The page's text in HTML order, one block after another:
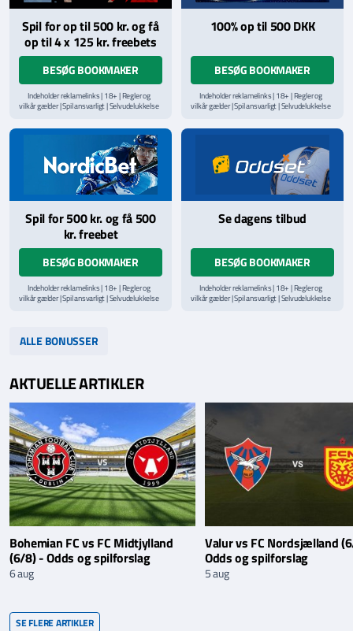
Spil for op til 500 kr. og få
op til 4 x 125 kr. freebets
BESØG BOOKMAKER
Indeholder reklamelinks | 18+ | Regler og
vilkår gælder | Spil ansvarligt | Selvudelukkelse
hjælpelinje påStopSpillet.dk
Læs vilkår og betingelserher
100% op til 500 DKK
BESØG BOOKMAKER
Indeholder reklamelinks | 18+ | Regler og
vilkår gælder | Spil ansvarligt | Selvudelukkelse
hjælpelinje påStopSpillet.dk
Spil for 500 kr. og få 500
kr. freebet
BESØG BOOKMAKER
Indeholder reklamelinks | 18+ | Regler og
vilkår gælder | Spil ansvarligt | Selvudelukkelse
Se dagens tilbud
BESØG BOOKMAKER
Indeholder reklamelinks | 18+ | Regler og
vilkår gælder | Spil ansvarligt | Selvudelukkelse
ALLE BONUSSER
AKTUELLE ARTIKLER
Bohemian FC vs FC Midtjylland
(6/8) - Odds og spilforslag
6 aug
Valur vs FC Nordsjælland
Odds og spilforslag
5 aug
SE FLERE ARTIKLER